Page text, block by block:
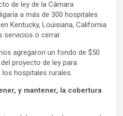
de ley de la Cámara
a más de 300 hospitales
Kentucky, Louisiana, California
servicios o cerrar.
agregaron un fondo de $50
proyecto de ley para
hospitales rurales.
y mantener, la cobertura